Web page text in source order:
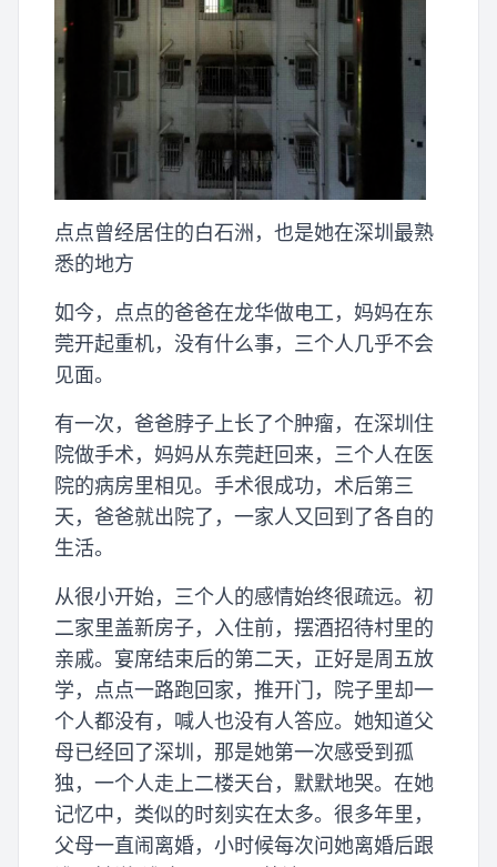
点点曾经居住的白石洲，也是她在深圳最熟
悉的地方
如今，点点的爸爸在龙华做电工，妈妈在东
莞开起重机，没有什么事，三个人几乎不会
见面。
有一次，爸爸脖子上长了个肿瘤，在深圳住
院做手术，妈妈从东莞赶回来，三个人在医
院的病房里相见。手术很成功，术后第三
天，爸爸就出院了，一家人又回到了各自的
生活。
从很小开始，三个人的感情始终很疏远。初
二家里盖新房子，入住前，摆酒招待村里的
亲戚。宴席结束后的第二天，正好是周五放
学，点点一路跑回家，推开门，院子里却一
个人都没有，喊人也没有人答应。她知道父
母已经回了深圳，那是她第一次感受到孤
独，一个人走上二楼天台，默默地哭。在她
记忆中，类似的时刻实在太多。很多年里，
父母一直闹离婚，小时候每次问她离婚后跟